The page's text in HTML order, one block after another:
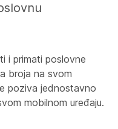
i primati poslovne
broja na svom
poziva jednostavno
mobilnom uređaju.